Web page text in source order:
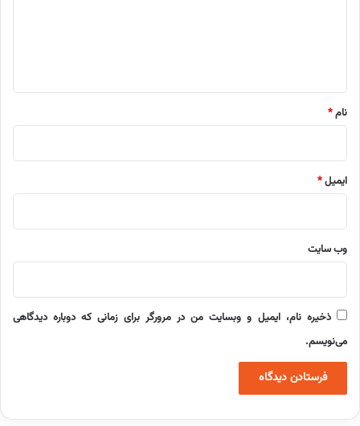
نام*
ایمیل*
وب‌ سایت
ذخیره نام، ایمیل و وبسایت من در مرورگر برای زمانی که دوباره دیدگاهی
می‌نویسم.